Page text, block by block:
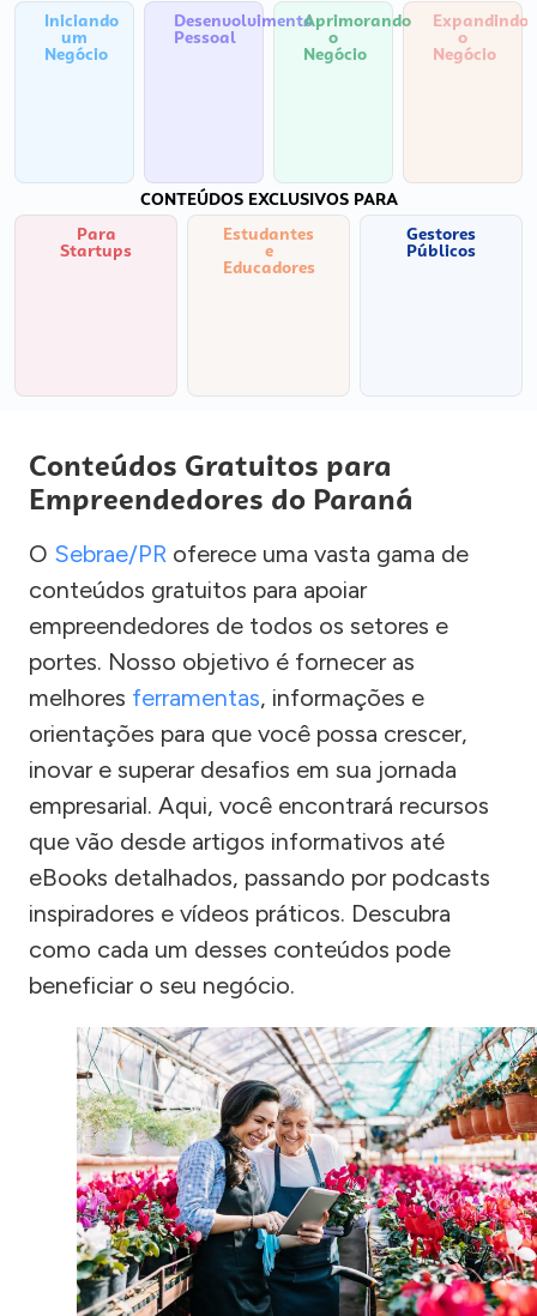
Iniciando
um
Negócio
Desenvolvimento
Pessoal
Aprimorando
o
Negócio
Expandindo
o
Negócio
CONTEÚDOS EXCLUSIVOS PARA
Para
Startups
Estudantes
e
Educadores
Gestores
Públicos
Conteúdos Gratuitos para
Empreendedores do Paraná
O Sebrae/PR oferece uma vasta gama de
conteúdos gratuitos para apoiar
empreendedores de todos os setores e
portes. Nosso objetivo é fornecer as
melhores ferramentas, informações e
orientações para que você possa crescer,
inovar e superar desafios em sua jornada
empresarial. Aqui, você encontrará recursos
que vão desde artigos informativos até
eBooks detalhados, passando por podcasts
inspiradores e vídeos práticos. Descubra
como cada um desses conteúdos pode
beneficiar o seu negócio.